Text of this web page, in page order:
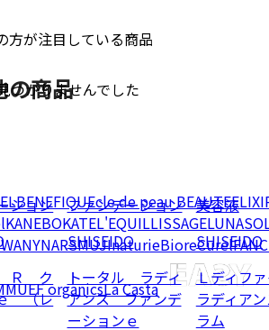
の商品
ション
Ｒ ク
（レ
ファンデーション
SHISEIDO
トータル ラディ
アンス ファンデ
ーションｅ
美容液
SHISEIDO
Ｌディフ
ラディア
ラム
方が注目している商品
つかりませんでした
BENEFIQUEcle de peau BEAUTE
KANEBOKATEL'EQUILLISSAGE
NARSMUJInaturieBioreCurel
F organicsLa Casta